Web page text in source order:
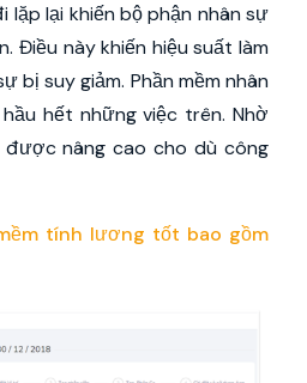
lặp lại khiến bộ phận nhân sự
Điều này khiến hiệu suất làm
bị suy giảm. Phần mềm nhân
hết những việc trên. Nhờ
được nâng cao cho dù công
tính lương tốt bao gồm